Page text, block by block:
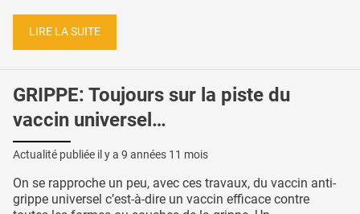
LIRE LA SUITE
GRIPPE: Toujours sur la piste du
vaccin universel…
Actualité publiée il y a 9 années 11 mois
On se rapproche un peu, avec ces travaux, du vaccin anti-
grippe universel c’est-à-dire un vaccin efficace contre